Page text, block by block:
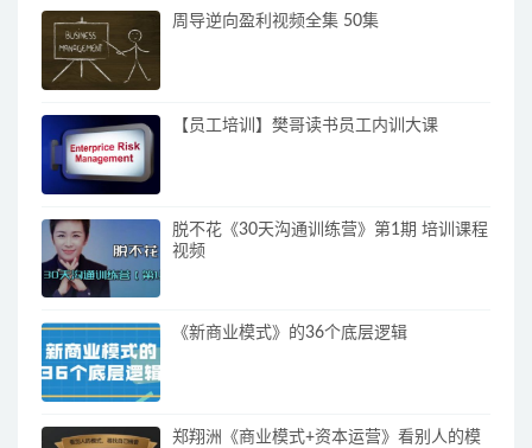
周导逆向盈利视频全集 50集
【员工培训】樊哥读书员工内训大课
脱不花《30天沟通训练营》第1期 培训课程
视频
《新商业模式》的36个底层逻辑
郑翔洲《商业模式+资本运营》看别人的模